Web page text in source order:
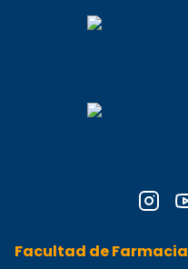
Facultad de Farmacia